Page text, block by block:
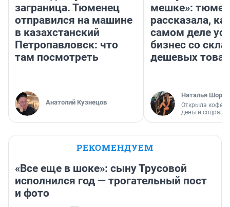
заграница. Тюменец
отправился на машине
в казахстанский
Петропавловск: что
там посмотреть
Анатолий Кузнецов
мешке»:
рассказала,
самом деле
бизнес со
дешевых
Наталья
Открыла
деньги
РЕКОМЕНДУЕМ
«Все еще в шоке»: сыну Трусовой
исполнился год — трогательный пост
и фото